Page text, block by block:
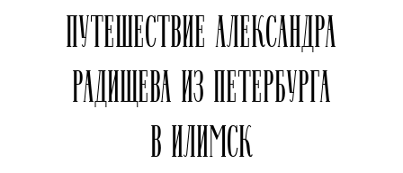
ПУТЕШЕСТВИЕ АЛЕКСАНДРА
РАДИЩЕВА ИЗ ПЕТЕРБУРГА
В ИЛИМСК